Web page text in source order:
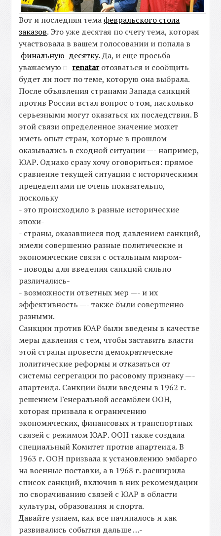
Вот и последняя тема февральского стола
заказов. Это уже десятая по счету тема, которая
участвовала в вашем голосовании и попала в
финальную десятку.Да, и еще просьба
уважаемую
renatar отозваться и сообщить
будет ли пост по теме, которую она выбрала.
После объявления странами Запада санкций
против России встал вопрос о том, насколько
серьезными могут оказаться их последствия. В
этой связи определенное значение может
иметь опыт стран, которые в прошлом
оказывались в сходной ситуации —- например,
ЮАР. Однако сразу хочу оговориться: прямое
сравнение текущей ситуации с историческими
прецедентами не очень показательно,
поскольку
- это происходило в разные исторические
эпохи-
- страны, оказавшиеся под давлением санкций,
имели совершенно разные политические и
экономические связи с остальным миром-
- поводы для введения санкций сильно
различались-
- возможности ответных мер —- и их
эффективность —- также были совершенно
разными.
Санкции против ЮАР были введены в качестве
меры давления с тем, чтобы заставить власти
этой страны провести демократические
политические реформы и отказаться от
системы сегрегации по расовому признаку —-
апартеида. Санкции были введены в 1962 г.
решением Генеральной ассамблеи ООН,
которая призвала к ограничению
экономических, финансовых и транспортных
связей с режимом ЮАР. ООН также создала
специальный Комитет против апартеида. В
1963 г. ООН призвала к установлению эмбарго
на военные поставки, а в 1968 г. расширила
список санкций, включив в них рекомендации
по сворачиванию связей с ЮАР в области
культуры, образования и спорта.
Давайте узнаем, как все начиналось и как
развивались события дальше …-